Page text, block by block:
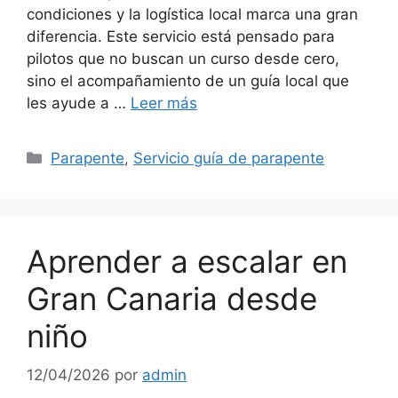
condiciones y la logística local marca una gran
diferencia. Este servicio está pensado para
pilotos que no buscan un curso desde cero,
sino el acompañamiento de un guía local que
les ayude a … Leer más
Categorías
Parapente, Servicio guía de parapente
Aprender a escalar en
Gran Canaria desde
niño
12/04/2026 por admin